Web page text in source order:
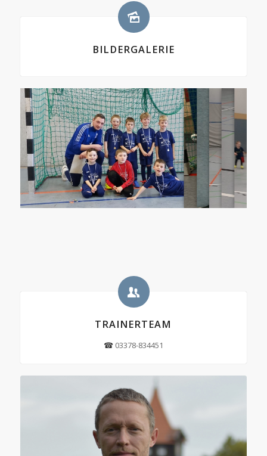
BILDERGALERIE
TRAINERTEAM
☎03378-834451